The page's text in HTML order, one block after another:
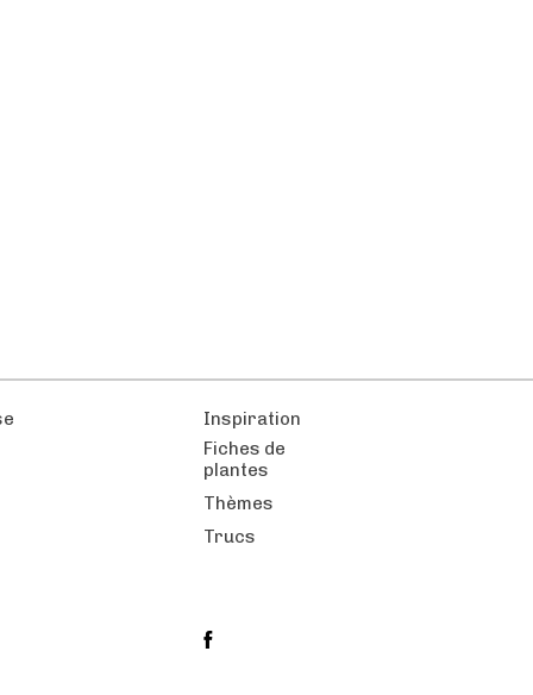
Inspiration
Fiches de
plantes
Thèmes
Trucs